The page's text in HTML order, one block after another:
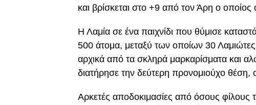
και βρίσκεται στο +9 από τον Άρη ο οποίος
Η Λαμία σε ένα παιχνίδι που θύμισε
500 άτομα, μεταξύ των οποίων 30
αρχικά από τα σκληρά μαρκαρίσματα και
διατήρησε την δεύτερη προνομιούχο
Aρκετές αποδοκιμασίες από όσους